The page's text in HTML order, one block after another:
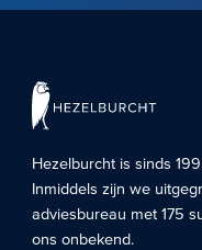
Hezelburcht is sinds
Inmiddels zijn we
adviesbureau met 175
ons onbekend.